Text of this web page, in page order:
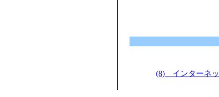
(8) インターネ